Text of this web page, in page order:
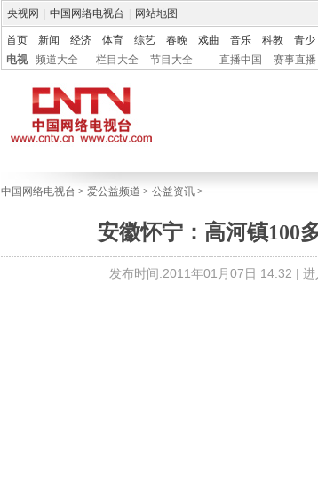
央视网 中国网络电视台 网站地图
首页 新闻 经济 体育 综艺 春晚 戏曲 音乐 科教 青少
电视
频道大全 栏目大全 节目大全 直播中国 赛事直播
中国网络电视台 > 爱公益频道 > 公益资讯 >
安徽怀宁：高河镇100
发布时间:2011年01月07日 14:32 | 进